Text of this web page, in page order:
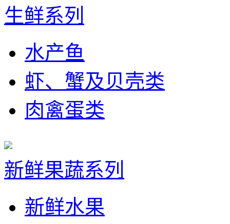
生鲜系列
水产鱼
虾、蟹及贝壳类
肉禽蛋类
新鲜果蔬系列
新鲜水果